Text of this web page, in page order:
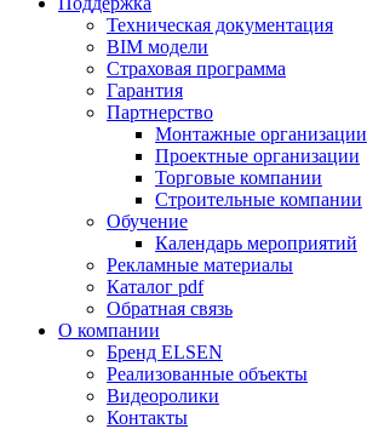
Техническая документация
BIM модели
Страховая программа
Гарантия
Партнерство
Монтажные организации
Проектные организации
Торговые компании
Строительные компании
Обучение
Календарь мероприятий
Рекламные материалы
Каталог pdf
Обратная связь
О компании
Бренд ELSEN
Реализованные объекты
Видеоролики
Контакты